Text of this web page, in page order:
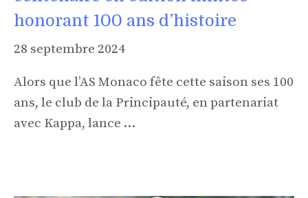
honorant 100 ans d’histoire
28 septembre 2024
Alors que l’AS Monaco fête cette saison ses 100
ans, le club de la Principauté, en partenariat
avec Kappa, lance …